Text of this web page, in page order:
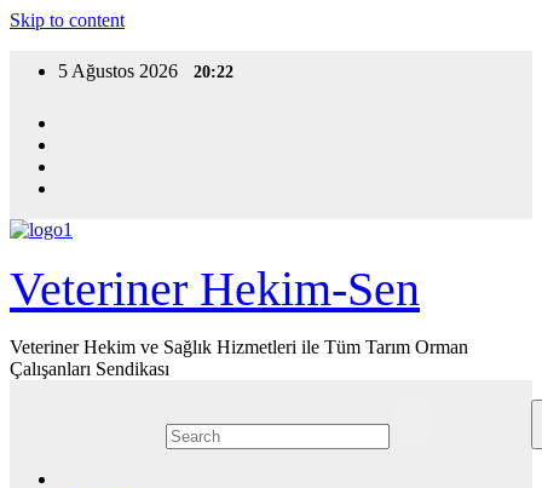
Skip to content
5 Ağustos 2026 20:22
Veteriner Hekim-Sen
Veteriner Hekim ve Sağlık Hizmetleri ile Tüm Tarım Orman
Çalışanları Sendikası